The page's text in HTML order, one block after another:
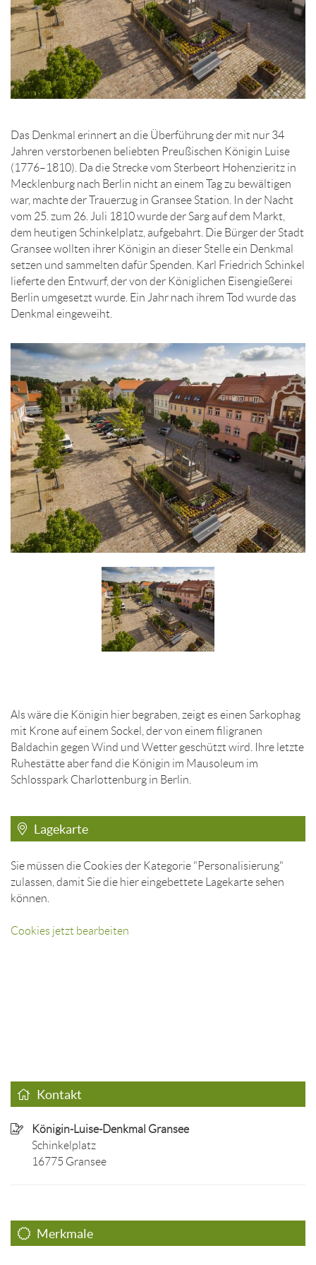
Das Denkmal erinnert an die Überführung der mit nur 34
Jahren verstorbenen beliebten Preußischen Königin Luise
(1776–1810). Da die Strecke vom Sterbeort Hohenzieritz in
Mecklenburg nach Berlin nicht an einem Tag zu bewältigen
war, machte der Trauerzug in Gransee Station. In der Nacht
vom 25. zum 26. Juli 1810 wurde der Sarg auf dem Markt,
dem heutigen Schinkelplatz, aufgebahrt. Die Bürger der Stadt
Gransee wollten ihrer Königin an dieser Stelle ein Denkmal
setzen und sammelten dafür Spenden. Karl Friedrich Schinkel
lieferte den Entwurf, der von der Königlichen Eisengießerei
Berlin umgesetzt wurde. Ein Jahr nach ihrem Tod wurde das
Denkmal eingeweiht.
Als wäre die Königin hier begraben, zeigt es einen Sarkophag
mit Krone auf einem Sockel, der von einem filigranen
Baldachin gegen Wind und Wetter geschützt wird. Ihre letzte
Ruhestätte aber fand die Königin im Mausoleum im
Schlosspark Charlottenburg in Berlin.
Lagekarte
Sie müssen die Cookies der Kategorie "Personalisierung"
zulassen, damit Sie die hier eingebettete Lagekarte sehen
können.
Cookies jetzt bearbeiten
Kontakt
Königin-Luise-Denkmal Gransee
Schinkelplatz
16775 Gransee
Merkmale